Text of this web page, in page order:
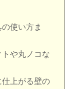
使い方ま
や丸ノコな
上がる壁の